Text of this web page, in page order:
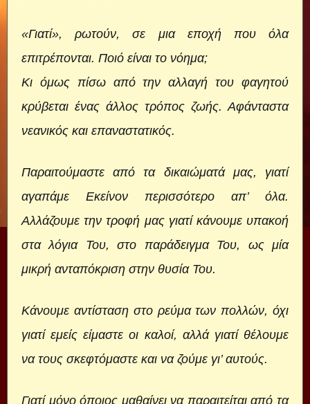
«Γιατί», ρωτούν, σε μια εποχή που όλα
επιτρέπονται. Ποιό είναι το νόημα;
Κι όμως πίσω από την αλλαγή του φαγητού
κρύβεται ένας άλλος τρόπος ζωής. Αφάνταστα
νεανικός και επαναστατικός.
Παραιτούμαστε από τα δικαιώματά μας, γιατί
αγαπάμε Εκείνον περισσότερο απ’ όλα.
Αλλάζουμε την τροφή μας γιατί κάνουμε υπακοή
στα λόγια Του, στο παράδειγμα Του, ως μία
μικρή ανταπόκριση στην θυσία Του.
Κάνουμε αντίσταση στο ρεύμα των πολλών, όχι
γιατί εμείς είμαστε οι καλοί, αλλά γιατί θέλουμε
να τους σκεφτόμαστε και να ζούμε γι’ αυτούς.
Γιατί μόνο όποιος μαθαίνει να παραιτείται από τα